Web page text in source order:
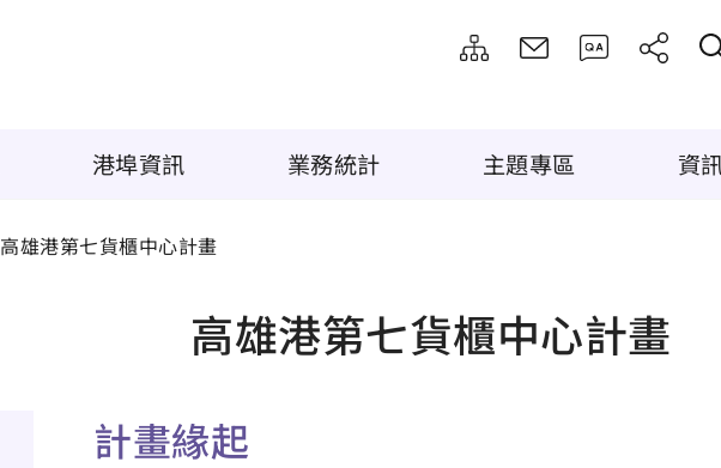
港埠資訊 業務統計 主題專區 資
高雄港第七貨櫃中心計畫
高雄港第七貨櫃中心計畫
計畫緣起